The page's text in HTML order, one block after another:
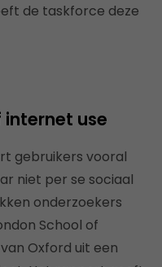
de taskforce deze
use
gebruikers vooral
niet per se sociaal
onderzoekers
School of
Oxford uit een